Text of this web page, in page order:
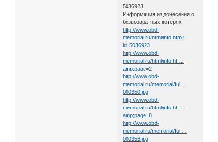
5036923
Информация из донесения о
безвозвратных потерях:
http://www.obd-
memorial.ru/html/info.htm?
id=5036923
http://www.obd-
memorial.ru/html/info.ht …
amp;page=2
http://www.obd-
memorial.ru/memorial/ful …
000350.jpg
http://www.obd-
memorial.ru/html/info.ht …
amp;page=8
http://www.obd-
memorial.ru/memorial/ful …
000356.jpg